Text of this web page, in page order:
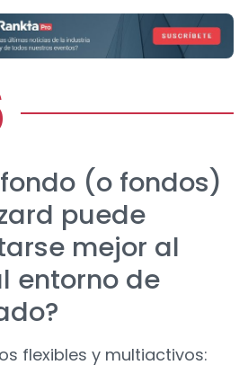
(o fondos)
puede
mejor al
entorno de
flexibles y multiactivos: